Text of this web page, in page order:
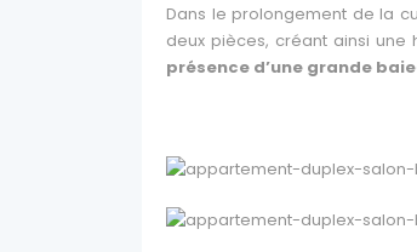
Dans le prolongement de la
deux pièces, créant ainsi une
présence d’une grande